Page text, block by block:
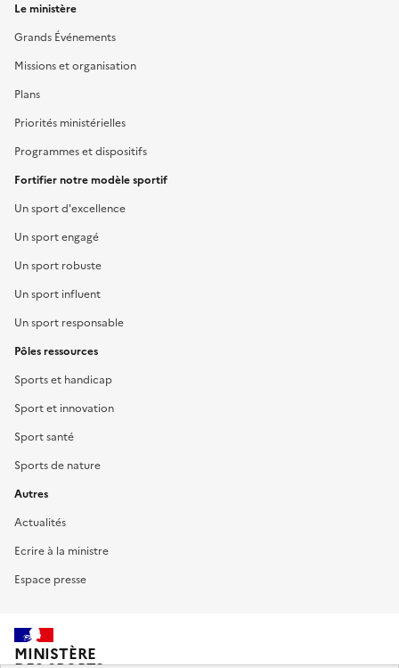
Le ministère
Grands Événements
Missions et organisation
Plans
Priorités ministérielles
Programmes et dispositifs
Fortifier notre modèle sportif
Un sport d'excellence
Un sport engagé
Un sport robuste
Un sport influent
Un sport responsable
Pôles ressources
Sports et handicap
Sport et innovation
Sport santé
Sports de nature
Autres
Actualités
Ecrire à la ministre
Espace presse
MINISTÈRE